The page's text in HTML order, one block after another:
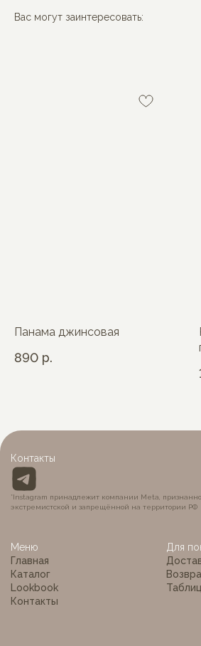
Вас могут заинтересовать:
Панама джинсовая
890 р.
Меню
Главная
Каталог
Lookbook
Контакты
Для
Контакты
*Instagram принадлежит компании Meta,
экстремистской и запрещённой на территории РФ